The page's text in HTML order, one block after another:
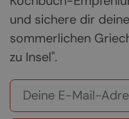
und sichere dir
sommerlichen
zu Insel".